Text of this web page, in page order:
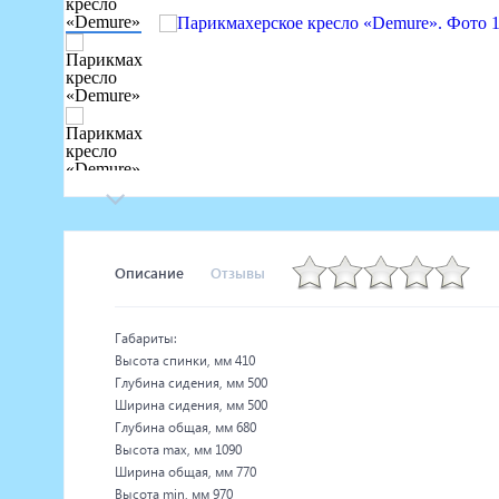
Маникюрное оборудование
Массажное и SPA оборудование
Стерилизаторы
Оборудование для нейл-бара
Мебель для холла
Описание Отзывы
Габариты:
Высота спинки, мм 410
Глубина сидения, мм 500
Ширина сидения, мм 500
Глубина общая, мм 680
Высота max, мм 1090
Ширина общая, мм 770
Высота min, мм 970